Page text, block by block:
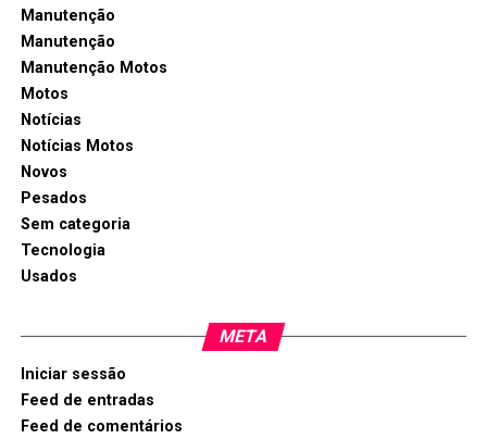
Manutenção
Manutenção
Manutenção Motos
Motos
Notícias
Notícias Motos
Novos
Pesados
Sem categoria
Tecnologia
Usados
META
Iniciar sessão
Feed de entradas
Feed de comentários